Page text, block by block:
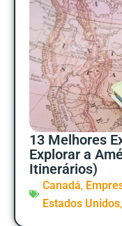
13 Melhores
Explorar a
Itinerários)
Canadá,
Estados Unidos,